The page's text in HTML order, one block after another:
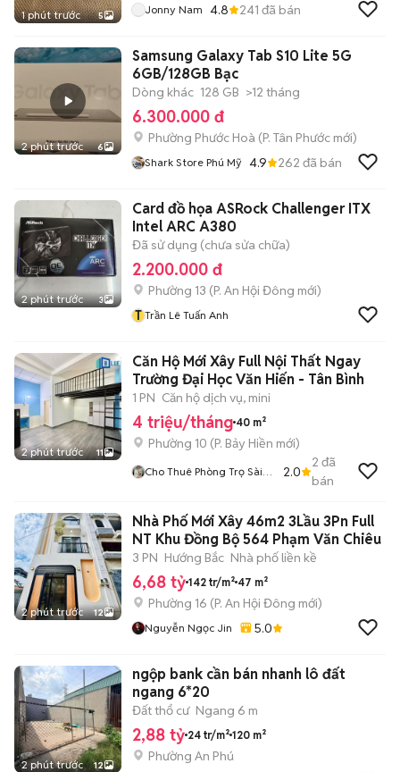
1 phút trước 5 Jonny Nam 4.8 241 đã bán
2 phút trước 6
Samsung Galaxy Tab S10 Lite 5G
6GB/128GB Bạc
Dòng khác 128 GB >12 tháng
6.300.000 đ
Phường Phước Hoà (P. Tân Phước mới)
Shark Store Phú Mỹ 4.9 262 đã bán
2 phút trước 3
Card đồ họa ASRock Challenger ITX
Intel ARC A380
Đã sử dụng (chưa sửa chữa)
2.200.000 đ
Phường 13 (P. An Hội Đông mới)
T Trần Lê Tuấn Anh
2 phút trước 11
Căn Hộ Mới Xây Full Nội Thất Ngay
Trường Đại Học Văn Hiến - Tân Bình
1 PN Căn hộ dịch vụ, mini
4 triệu/tháng 40 m²
Phường 10 (P. Bảy Hiền mới)
Cho Thuê Phòng Trọ Sài
2.0
2 đã
bán
2 phút trước 12
Nhà Phố Mới Xây 46m2 3Lầu 3Pn Full
NT Khu Đồng Bộ 564 Phạm Văn Chiêu
3 PN Hướng Bắc Nhà phố liền kề
6,68 tỷ 142 tr/m² 47 m²
Phường 16 (P. An Hội Đông mới)
Nguyễn Ngọc Jin 5.0
2 phút trước 12
ngộp bank cần bán nhanh lô đất
ngang 6*20
Đất thổ cư Ngang 6 m
2,88 tỷ 24 tr/m² 120 m²
Phường An Phú